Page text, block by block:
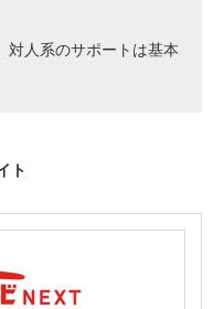
対人系のサポートは基本
ト